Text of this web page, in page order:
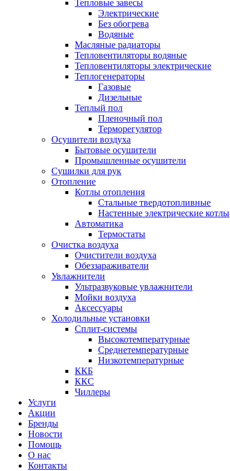
Тепловые завесы
Электрические
Без обогрева
Водяные
Масляные радиаторы
Тепловентиляторы водяные
Тепловентиляторы электрические
Теплогенераторы
Газовые
Дизельные
Теплый пол
Пленочный пол
Терморегулятор
Осушители воздуха
Бытовые осушители
Промышленные осушители
Сушилки для рук
Отопление
Котлы отопления
Стальные твердотопливные
Настенные электрические котлы
Автоматика
Термостаты
Очистка воздуха
Очистители воздуха
Обеззараживатели
Увлажнители
Ультразвуковые увлажнители
Мойки воздуха
Аксессуары
Холодильные установки
Сплит-системы
Высокотемпературные
Среднетемпературные
Низкотемпературные
ККБ
ККС
Чиллеры
Услуги
Акции
Бренды
Новости
Помощь
О нас
Контакты